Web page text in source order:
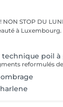
STOP DU
poil à